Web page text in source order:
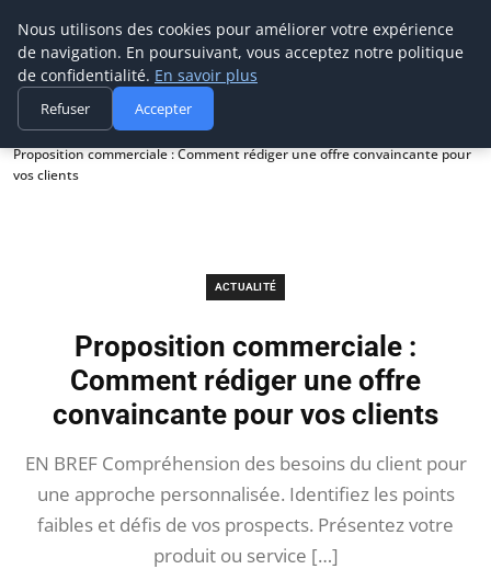
Prospection Pro
Accueil
Actualité
Proposition commerciale : Comment rédiger une offre convaincante pour
vos clients
ACTUALITÉ
Proposition commerciale :
Comment rédiger une offre
convaincante pour vos clients
EN BREF Compréhension des besoins du client pour
une approche personnalisée. Identifiez les points
faibles et défis de vos prospects. Présentez votre
produit ou service […]
Nous utilisons des cookies pour améliorer votre expérience
de navigation. En poursuivant, vous acceptez notre politique
de confidentialité. En savoir plus
Refuser Accepter